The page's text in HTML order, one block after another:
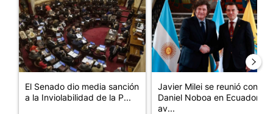
El Senado dio media sanción
a la Inviolabilidad de la P...
Javier Milei se reunió con
Daniel Noboa en Ecuador y
av...